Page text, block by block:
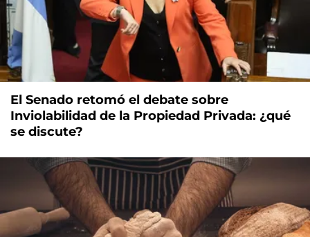
El Senado retomó el debate sobre
Inviolabilidad de la Propiedad Privada: ¿qué
se discute?